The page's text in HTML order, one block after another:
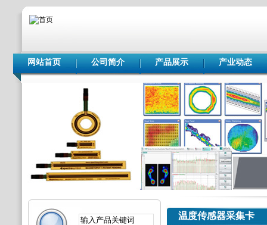
网站首页 公司简介 产品展示 产业动态
温度传感器采集卡